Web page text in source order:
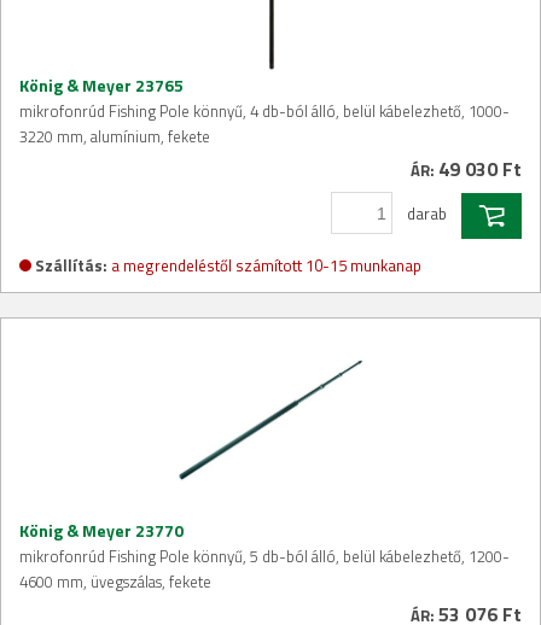
König & Meyer 23765
mikrofonrúd Fishing Pole könnyű, 4 db-ból álló, belül kábelezhető, 1000-
3220 mm, alumínium, fekete
ÁR: 49 030 Ft
darab
Szállítás: a megrendeléstől számított 10-15 munkanap
König & Meyer 23770
mikrofonrúd Fishing Pole könnyű, 5 db-ból álló, belül kábelezhető, 1200-
4600 mm, üvegszálas, fekete
ÁR: 53 076 Ft